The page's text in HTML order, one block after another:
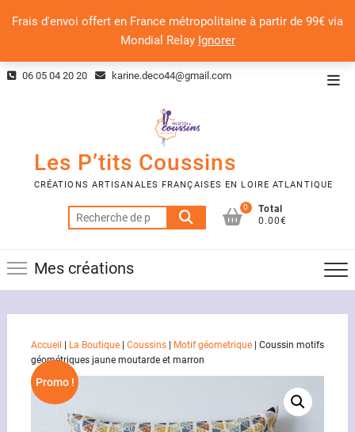
Frais d'envoi offert en France métropolitaine à partir de 99€ via
Mondial Relay Ignorer
Skip 06 05 04 20 20 karine.deco44@gmail.com
Les P’tits Coussins
CRÉATIONS ARTISANALES FRANÇAISES EN LOIRE ATLANTIQUE
Recherche
pour :
0
Total
0.00€
Mes créations
Accueil La Boutique| Coussins| Motif géometrique| Coussin motifs
géométriques jaune moutarde et marron
Promo !